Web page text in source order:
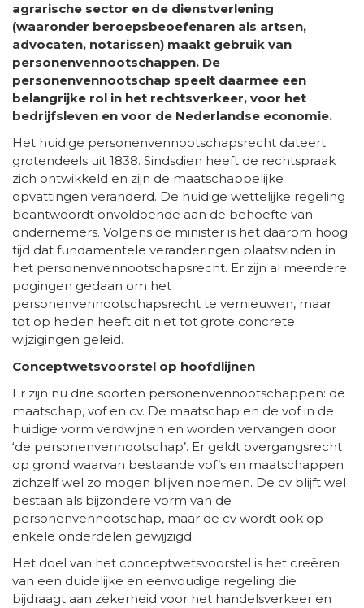
agrarische sector en de dienstverlening
(waaronder beroepsbeoefenaren als artsen,
advocaten, notarissen) maakt gebruik van
personenvennootschappen. De
personenvennootschap speelt daarmee een
belangrijke rol in het rechtsverkeer, voor het
bedrijfsleven en voor de Nederlandse economie.
Het huidige personenvennootschapsrecht dateert
grotendeels uit 1838. Sindsdien heeft de rechtspraak
zich ontwikkeld en zijn de maatschappelijke
opvattingen veranderd. De huidige wettelijke regeling
beantwoordt onvoldoende aan de behoefte van
ondernemers. Volgens de minister is het daarom hoog
tijd dat fundamentele veranderingen plaatsvinden in
het personenvennootschapsrecht. Er zijn al meerdere
pogingen gedaan om het
personenvennootschapsrecht te vernieuwen, maar
tot op heden heeft dit niet tot grote concrete
wijzigingen geleid.
Conceptwetsvoorstel op hoofdlijnen
Er zijn nu drie soorten personenvennootschappen: de
maatschap, vof en cv. De maatschap en de vof in de
huidige vorm verdwijnen en worden vervangen door
‘de personenvennootschap’. Er geldt overgangsrecht
op grond waarvan bestaande vof’s en maatschappen
zichzelf wel zo mogen blijven noemen. De cv blijft wel
bestaan als bijzondere vorm van de
personenvennootschap, maar de cv wordt ook op
enkele onderdelen gewijzigd.
Het doel van het conceptwetsvoorstel is het creëren
van een duidelijke en eenvoudige regeling die
bijdraagt aan zekerheid voor het handelsverkeer en